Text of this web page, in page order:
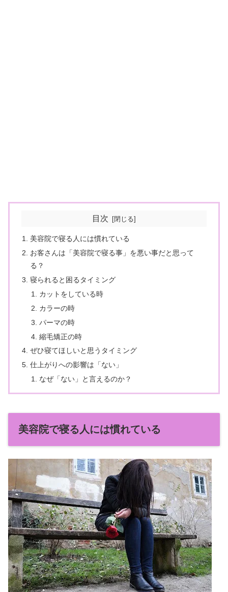
目次
美容院で寝る人には慣れている
お客さんは「美容院で寝る事」を悪い事だと思って
る？
寝られると困るタイミング
カットをしている時
カラーの時
パーマの時
縮毛矯正の時
ぜひ寝てほしいと思うタイミング
仕上がりへの影響は「ない」
なぜ「ない」と言えるのか？
美容院で寝る人には慣れている